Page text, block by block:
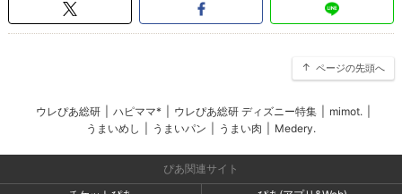
ページの先頭へ
ウレぴあ総研 ハピママ* ウレぴあ総研 ディズニー特集 mimot.
うまいめし
うまいパン うまい肉 Medery.
ぴあ関連サイト